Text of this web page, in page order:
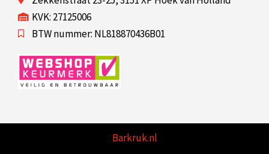
KVK: 27125006
BTW nummer: NL818870436B01
Barkruk.nl